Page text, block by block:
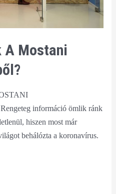
A Mostani
információ ömlik ránk
hiszen most már
behálózta a koronavírus.